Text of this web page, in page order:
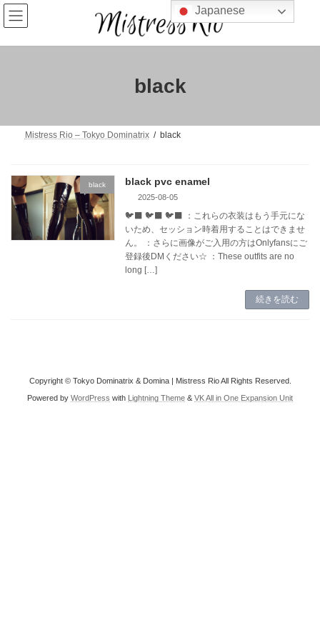
コ
ン
テ
ン
ナ
ビ
ゲ
ー
black
Mistress Rio – Tokyo Dominatrix black
black black pvc enamel
2025-08-05
🐦‍⬛ 🐦‍⬛ 🐦‍⬛ ：これらの衣装はもう手元にな
いため、セッション時着用することはできませ
ん。 ：さらに画像がご入用の方はOnlyfansにご
登録後DMください☆ ：These outfits are no
long […]
続きを読む
Copyright © Tokyo Dominatrix & Domina | Mistress Rio All Rights Reserved.
Powered by WordPress with Lightning Theme & VK All in One Expansion Unit
Japanese